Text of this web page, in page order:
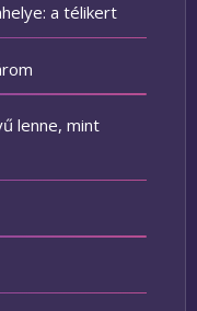
a télikert
lenne, mint